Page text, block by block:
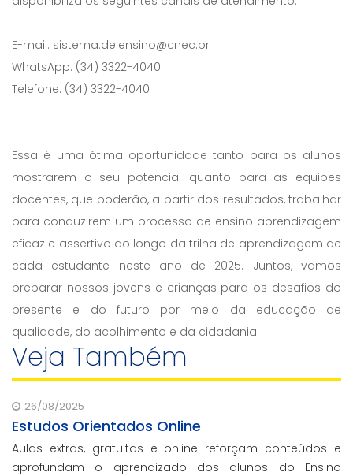
E-mail: sistema.de.ensino@cnec.br
WhatsApp: (34) 3322-4040
Telefone: (34) 3322-4040
Essa é uma ótima oportunidade tanto para os alunos
mostrarem o seu potencial quanto para as equipes
docentes, que poderão, a partir dos resultados, trabalhar
para conduzirem um processo de ensino aprendizagem
eficaz e assertivo ao longo da trilha de aprendizagem de
cada estudante neste ano de 2025. Juntos, vamos
preparar nossos jovens e crianças para os desafios do
presente e do futuro por meio da educação de
qualidade, do acolhimento e da cidadania.
Veja Também
26/08/2025
Estudos Orientados Online
Aulas extras, gratuitas e online reforçam conteúdos e
aprofundam o aprendizado dos alunos do Ensino